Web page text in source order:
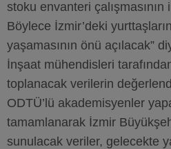
stoku envanteri çalışmasının
Böylece İzmir’deki
yaşamasının önü açılacak”
İnşaat mühendisleri
toplanacak verilerin
ODTÜ’lü akademisyenler
tamamlanarak İzmir
sunulacak veriler, gelecekte